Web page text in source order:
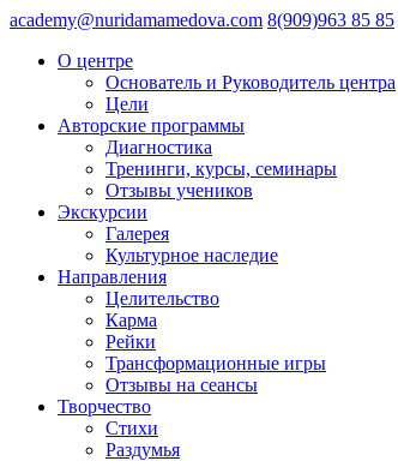
academy@nuridamamedova.com 8(909)963 85 85
О центре
Основатель и Руководитель центра
Цели
Авторские программы
Диагностика
Тренинги, курсы, семинары
Отзывы учеников
Экскурсии
Галерея
Культурное наследие
Направления
Целительство
Карма
Рейки
Трансформационные игры
Отзывы на сеансы
Творчество
Стихи
Раздумья